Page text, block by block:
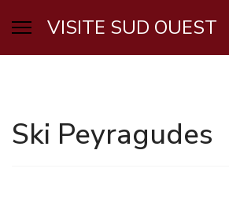
VISITE SUD OUEST
Ski Peyragudes